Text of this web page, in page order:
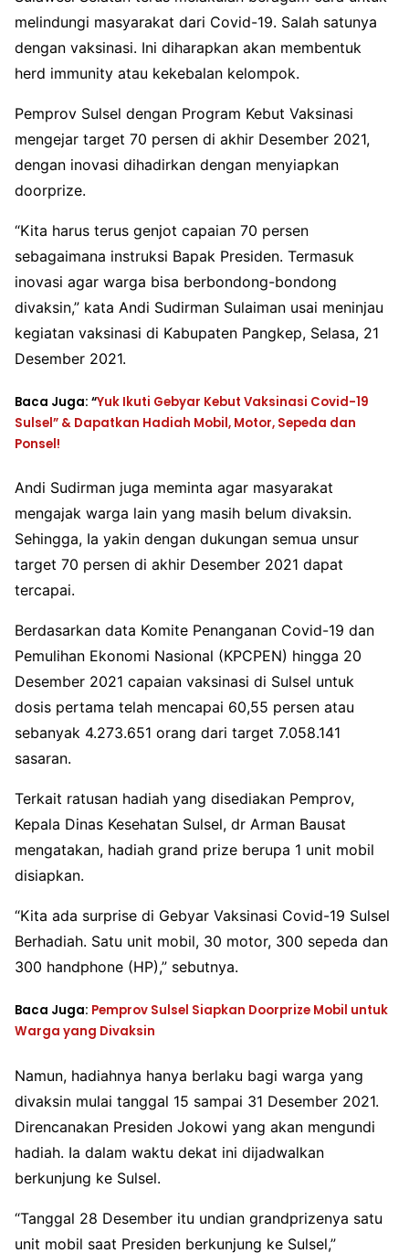
melindungi masyarakat dari Covid-19. Salah satunya
dengan vaksinasi. Ini diharapkan akan membentuk
herd immunity atau kekebalan kelompok.
Pemprov Sulsel dengan Program Kebut Vaksinasi
mengejar target 70 persen di akhir Desember 2021,
dengan inovasi dihadirkan dengan menyiapkan
doorprize.
“Kita harus terus genjot capaian 70 persen
sebagaimana instruksi Bapak Presiden. Termasuk
inovasi agar warga bisa berbondong-bondong
divaksin,” kata Andi Sudirman Sulaiman usai meninjau
kegiatan vaksinasi di Kabupaten Pangkep, Selasa, 21
Desember 2021.
Baca Juga: “Yuk Ikuti Gebyar Kebut Vaksinasi Covid-19
Sulsel” & Dapatkan Hadiah Mobil, Motor, Sepeda dan
Ponsel!
Andi Sudirman juga meminta agar masyarakat
mengajak warga lain yang masih belum divaksin.
Sehingga, Ia yakin dengan dukungan semua unsur
target 70 persen di akhir Desember 2021 dapat
tercapai.
Berdasarkan data Komite Penanganan Covid-19 dan
Pemulihan Ekonomi Nasional (KPCPEN) hingga 20
Desember 2021 capaian vaksinasi di Sulsel untuk
dosis pertama telah mencapai 60,55 persen atau
sebanyak 4.273.651 orang dari target 7.058.141
sasaran.
Terkait ratusan hadiah yang disediakan Pemprov,
Kepala Dinas Kesehatan Sulsel, dr Arman Bausat
mengatakan, hadiah grand prize berupa 1 unit mobil
disiapkan.
“Kita ada surprise di Gebyar Vaksinasi Covid-19 Sulsel
Berhadiah. Satu unit mobil, 30 motor, 300 sepeda dan
300 handphone (HP),” sebutnya.
Baca Juga: Pemprov Sulsel Siapkan Doorprize Mobil untuk
Warga yang Divaksin
Namun, hadiahnya hanya berlaku bagi warga yang
divaksin mulai tanggal 15 sampai 31 Desember 2021.
Direncanakan Presiden Jokowi yang akan mengundi
hadiah. Ia dalam waktu dekat ini dijadwalkan
berkunjung ke Sulsel.
“Tanggal 28 Desember itu undian grandprizenya satu
unit mobil saat Presiden berkunjung ke Sulsel,”